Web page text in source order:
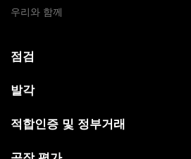
우리와 함께
점검
발각
적합인증 및 정부거래